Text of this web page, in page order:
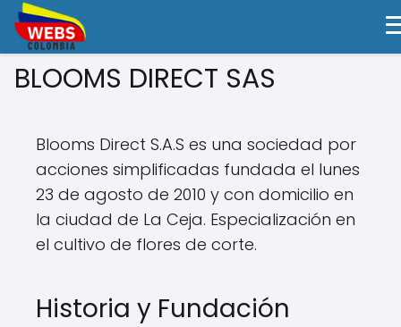
BLOOMS DIRECT SAS
Blooms Direct S.A.S es una sociedad por
acciones simplificadas fundada el lunes
23 de agosto de 2010 y con domicilio en
la ciudad de La Ceja. Especialización en
el cultivo de flores de corte.
Historia y Fundación